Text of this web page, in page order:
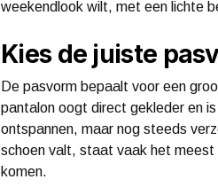
weekendlook wilt, met een lichte
Kies de juiste
De pasvorm bepaalt voor een
pantalon oogt direct gekleder en
ontspannen, maar nog steeds
schoen valt, staat vaak het
komen.